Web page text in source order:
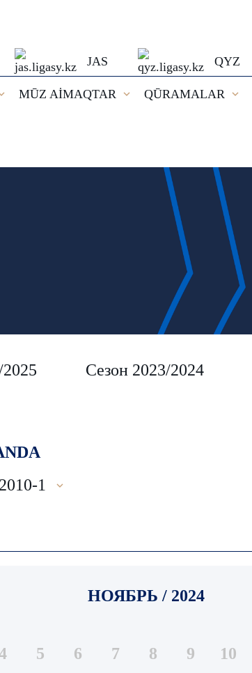
JAS QYZ
MŪZ AİMAQTAR QŪRAMALAR
Сезон 2023/2024
1
НОЯБРЬ / 2024
5 6 7 8 9 10